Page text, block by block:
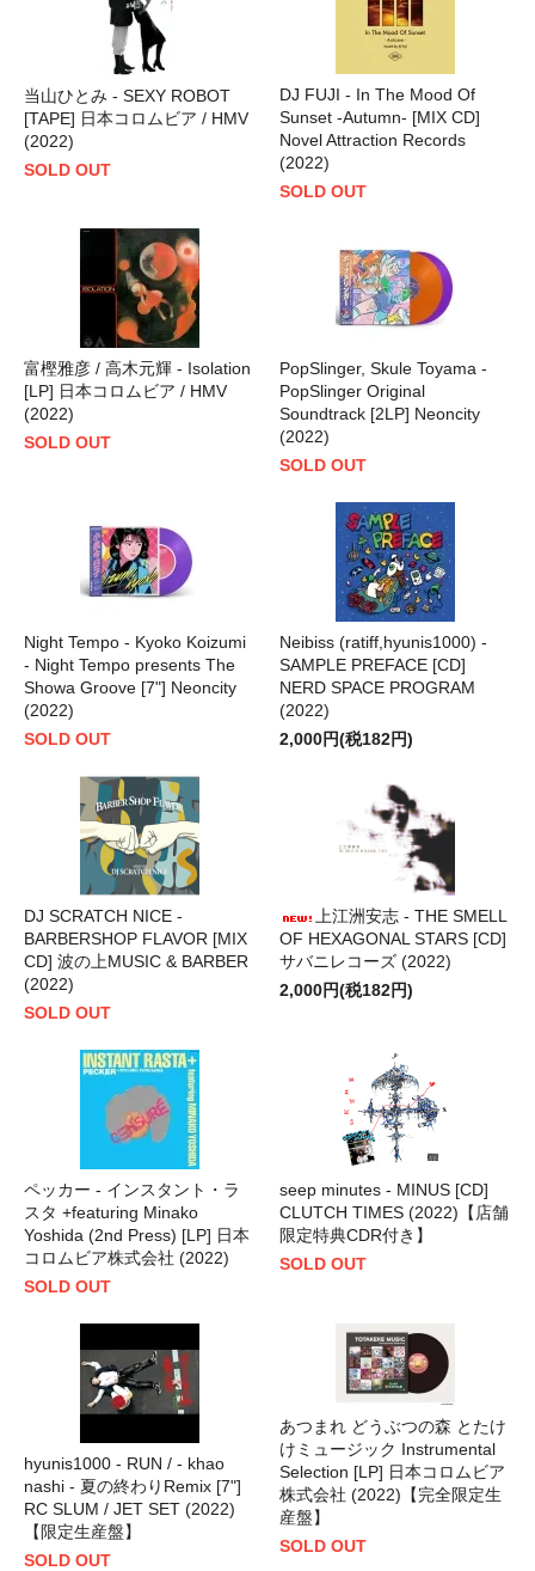
当山ひとみ - SEXY ROBOT
[TAPE] 日本コロムビア / HMV
(2022)
SOLD OUT
DJ FUJI - In The Mood Of
Sunset -Autumn- [MIX CD]
Novel Attraction Records
(2022)
SOLD OUT
富樫雅彦 / 高木元輝 - Isolation
[LP] 日本コロムビア / HMV
(2022)
SOLD OUT
PopSlinger, Skule Toyama -
PopSlinger Original
Soundtrack [2LP] Neoncity
(2022)
SOLD OUT
Night Tempo - Kyoko Koizumi
- Night Tempo presents The
Showa Groove [7"] Neoncity
(2022)
SOLD OUT
Neibiss (ratiff,hyunis1000) -
SAMPLE PREFACE [CD]
NERD SPACE PROGRAM
(2022)
2,000円(税182円)
DJ SCRATCH NICE -
BARBERSHOP FLAVOR [MIX
CD] 波の上MUSIC & BARBER
(2022)
SOLD OUT
上江洲安志 - THE SMELL
OF HEXAGONAL STARS [CD]
サバニレコーズ (2022)
2,000円(税182円)
ペッカー - インスタント・ラ
スタ +featuring Minako
Yoshida (2nd Press) [LP] 日本
コロムビア株式会社 (2022)
SOLD OUT
seep minutes - MINUS [CD]
CLUTCH TIMES (2022)【店舗
限定特典CDR付き】
SOLD OUT
hyunis1000 - RUN / - khao
nashi - 夏の終わりRemix [7"]
RC SLUM / JET SET (2022)
【限定生産盤】
SOLD OUT
あつまれ どうぶつの森 とたけ
けミュージック Instrumental
Selection [LP] 日本コロムビア
株式会社 (2022)【完全限定生
産盤】
SOLD OUT